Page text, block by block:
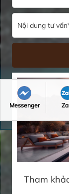
Tham
Messenger